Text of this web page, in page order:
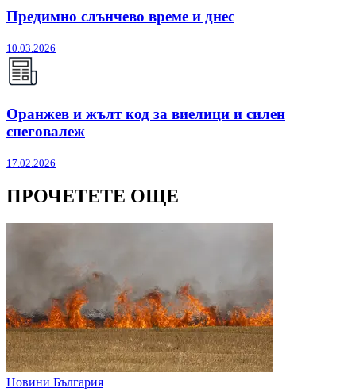
Предимно слънчево време и днес
10.03.2026
Оранжев и жълт код за виелици и силен
снеговалеж
17.02.2026
ПРОЧЕТЕТЕ ОЩЕ
Новини България